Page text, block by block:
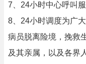
7、24小时中心呼叫服
8、24小时调度为广
病员脱离险境，挽救
及其亲属，以及各界